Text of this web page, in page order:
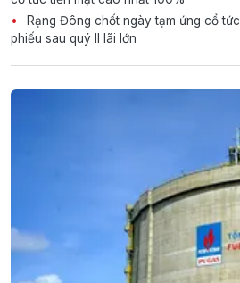
Rạng Đông chốt ngày tạm ứng cổ
phiếu sau quý II lãi lớn